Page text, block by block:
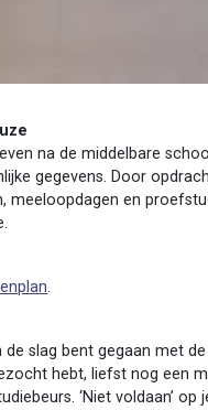
na de middelbare
gegevens. Door
meeloopdagen en
.
de slag bent gegaan met
hebt, liefst nog een
‘Niet voldaan’ op